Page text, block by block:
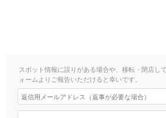
スポット情報に誤りがある場合や、移転・閉店し
ォームよりご報告いただけると幸いです。